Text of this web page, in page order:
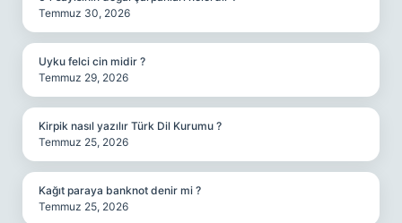
Temmuz 30, 2026
Uyku felci cin midir ?
Temmuz 29, 2026
Kirpik nasıl yazılır Türk Dil Kurumu ?
Temmuz 25, 2026
Kağıt paraya banknot denir mi ?
Temmuz 25, 2026